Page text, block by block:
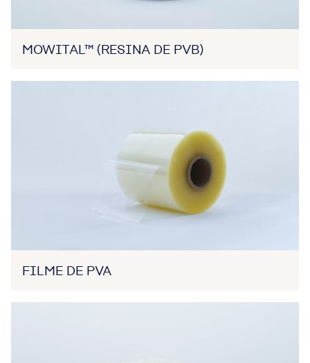
MOWITAL™ (RESINA DE PVB)
FILME DE PVA